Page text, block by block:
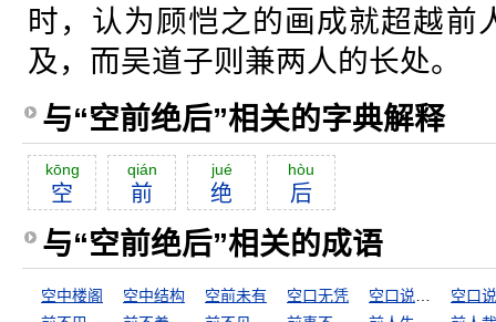
时，认为顾恺之的画成就超越前
及，而吴道子则兼两人的长处。
与“空前绝后”相关的字典解释
kōng
空
qián
前
jué
绝
hòu
后
与“空前绝后”相关的成语
空中楼阁 空中结构 空前未有 空口无凭